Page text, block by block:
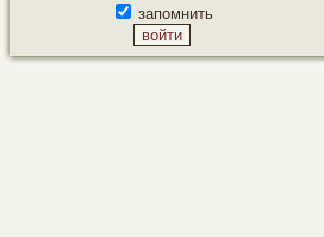
запомнить